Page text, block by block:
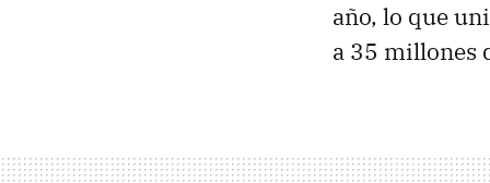
año, lo que
a 35 millones